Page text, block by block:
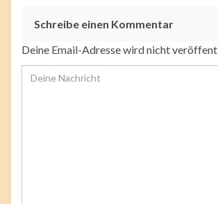
Schreibe einen Kommentar
Deine Email-Adresse wird nicht